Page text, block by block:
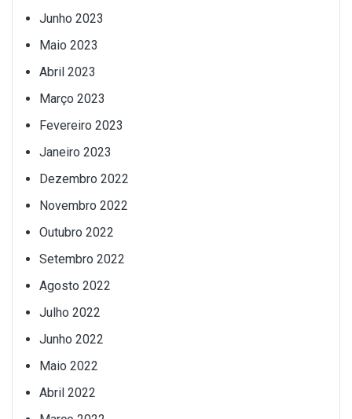
Junho 2023
Maio 2023
Abril 2023
Março 2023
Fevereiro 2023
Janeiro 2023
Dezembro 2022
Novembro 2022
Outubro 2022
Setembro 2022
Agosto 2022
Julho 2022
Junho 2022
Maio 2022
Abril 2022